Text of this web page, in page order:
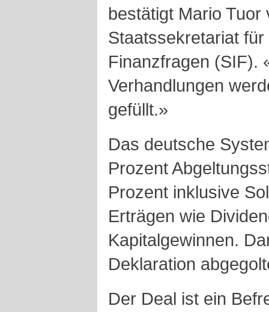
bestätigt Mario Tuor
Staatssekretariat
Finanzfragen (SIF).
Verhandlungen
gefüllt.»
Das deutsche
Prozent
Prozent inklusive
Erträgen wie
Kapitalgewinnen.
Deklaration
Der Deal ist ein